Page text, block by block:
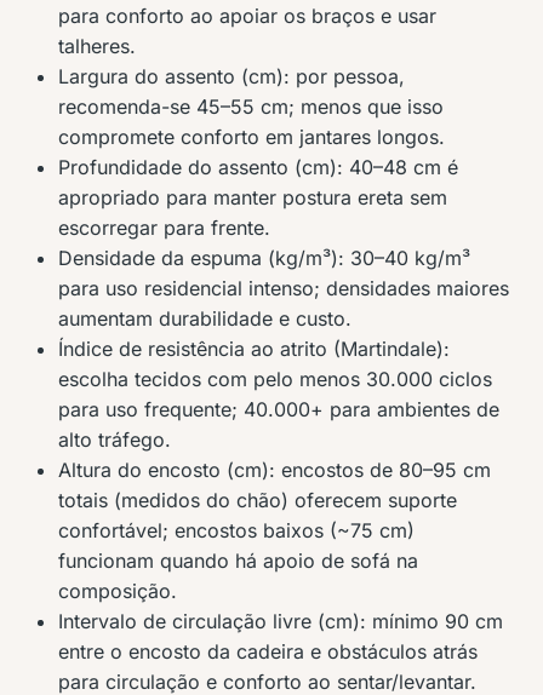
para conforto ao apoiar os braços e usar
talheres.
Largura do assento (cm): por pessoa,
recomenda-se 45–55 cm; menos que isso
compromete conforto em jantares longos.
Profundidade do assento (cm): 40–48 cm é
apropriado para manter postura ereta sem
escorregar para frente.
Densidade da espuma (kg/m³): 30–40 kg/m³
para uso residencial intenso; densidades maiores
aumentam durabilidade e custo.
Índice de resistência ao atrito (Martindale):
escolha tecidos com pelo menos 30.000 ciclos
para uso frequente; 40.000+ para ambientes de
alto tráfego.
Altura do encosto (cm): encostos de 80–95 cm
totais (medidos do chão) oferecem suporte
confortável; encostos baixos (~75 cm)
funcionam quando há apoio de sofá na
composição.
Intervalo de circulação livre (cm): mínimo 90 cm
entre o encosto da cadeira e obstáculos atrás
para circulação e conforto ao sentar/levantar.